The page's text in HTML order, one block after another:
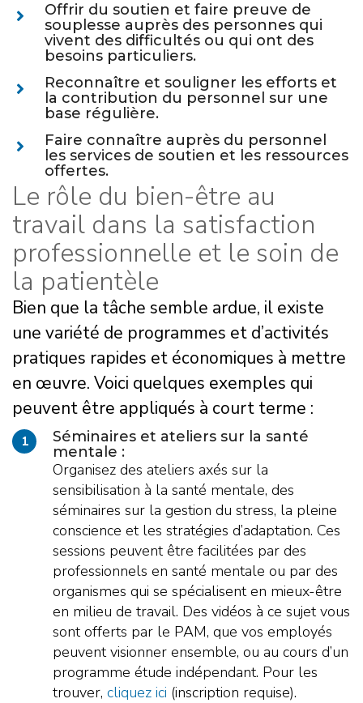
Offrir du soutien et faire preuve de
souplesse auprès des personnes qui
vivent des difficultés ou qui ont des
besoins particuliers.
Reconnaître et souligner les efforts et
la contribution du personnel sur une
base régulière.
Faire connaître auprès du personnel
les services de soutien et les ressources
offertes.
Le rôle du bien-être au
travail dans la satisfaction
professionnelle et le soin de
la patientèle
Bien que la tâche semble ardue, il existe
une variété de programmes et d’activités
pratiques rapides et économiques à mettre
en œuvre. Voici quelques exemples qui
peuvent être appliqués à court terme :
1
Séminaires et ateliers sur la santé
mentale :
Organisez des ateliers axés sur la
sensibilisation à la santé mentale, des
séminaires sur la gestion du stress, la pleine
conscience et les stratégies d’adaptation. Ces
sessions peuvent être facilitées par des
professionnels en santé mentale ou par des
organismes qui se spécialisent en mieux-être
en milieu de travail. Des vidéos à ce sujet vous
sont offerts par le PAM, que vos employés
peuvent visionner ensemble, ou au cours d’un
programme étude indépendant. Pour les
trouver, cliquez ici (inscription requise).